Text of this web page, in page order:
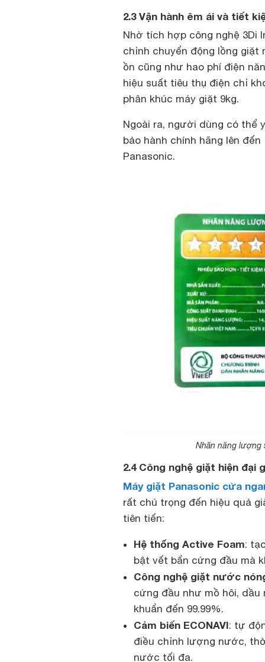
2.3 Vận hành êm ái và tiết
Nhờ tích hợp công nghệ 3Di
chỉnh chuyển động lồng
ồn cũng như hao phí điện
hiệu suất tiêu thụ điện chỉ
phân khúc máy giặt 9kg.
Ngoài ra, người dùng có thể
bảo hành chính hãng lên
Panasonic.
Nhãn năng lượng
2.4 Công nghệ giặt hiện đại
Máy giặt Panasonic cửa
rất chú trọng đến hiệu quả
tiên tiến:
Hệ thống Active Foam:
bật vết bẩn cứng đầu mà
Công nghệ giặt nước
cứng đầu như mồ hôi,
khuẩn đến 99.99%.
Cảm biến ECONAVI: tự
điều chỉnh lượng nước,
nước tối đa.